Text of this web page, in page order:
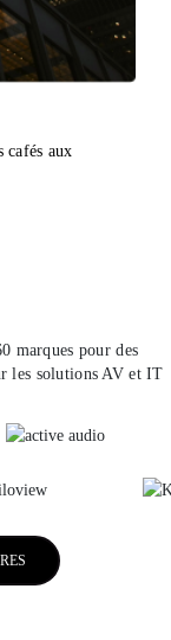
cafés aux
marques pour des
les solutions AV et IT